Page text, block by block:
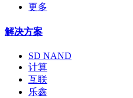
更多
解决方案
SD NAND
计算
互联
乐鑫